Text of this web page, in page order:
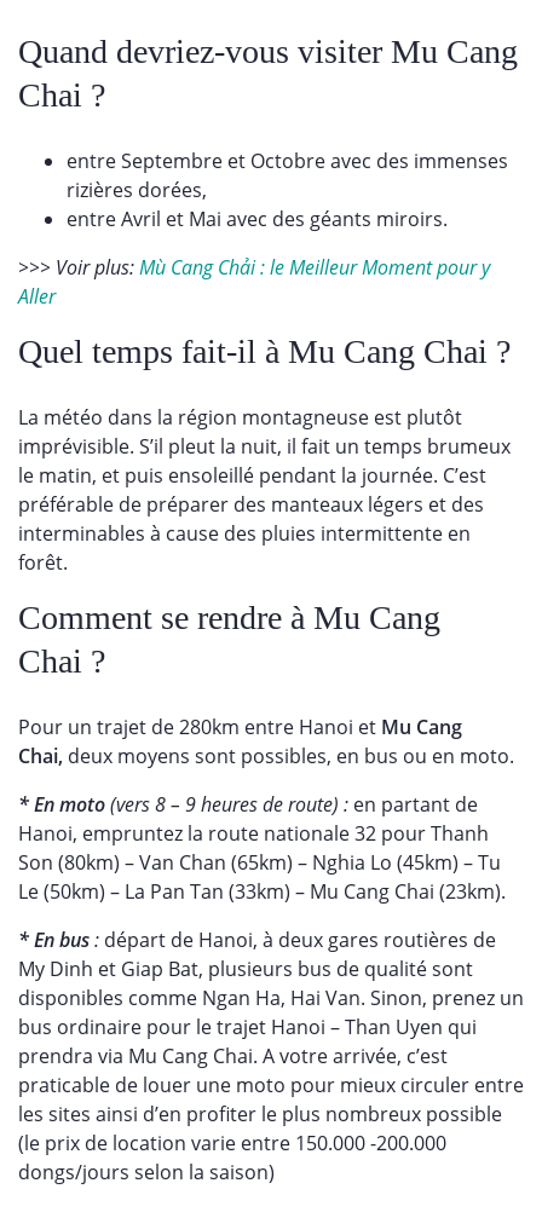
Quand devriez-vous visiter Mu Cang
Chai ?
entre Septembre et Octobre avec des immenses
rizières dorées,
entre Avril et Mai avec des géants miroirs.
>>> Voir plus:Mù Cang Chải : le Meilleur Moment pour y
Aller
Quel temps fait-il à Mu Cang Chai ?
La météo dans la région montagneuse est plutôt
imprévisible. S’il pleut la nuit, il fait un temps brumeux
le matin, et puis ensoleillé pendant la journée. C’est
préférable de préparer des manteaux légers et des
interminables à cause des pluies intermittente en
forêt.
Comment se rendre à Mu Cang
Chai ?
Pour un trajet de 280km entre Hanoi et Mu Cang
Chai, deux moyens sont possibles, en bus ou en moto.
* En moto(vers 8 – 9 heures de route) : en partant de
Hanoi, empruntez la route nationale 32 pour Thanh
Son (80km) – Van Chan (65km) – Nghia Lo (45km) – Tu
Le (50km) – La Pan Tan (33km) – Mu Cang Chai (23km).
* En bus: départ de Hanoi, à deux gares routières de
My Dinh et Giap Bat, plusieurs bus de qualité sont
disponibles comme Ngan Ha, Hai Van. Sinon, prenez un
bus ordinaire pour le trajet Hanoi – Than Uyen qui
prendra via Mu Cang Chai. A votre arrivée, c’est
praticable de louer une moto pour mieux circuler entre
les sites ainsi d’en profiter le plus nombreux possible
(le prix de location varie entre 150.000 -200.000
dongs/jours selon la saison)